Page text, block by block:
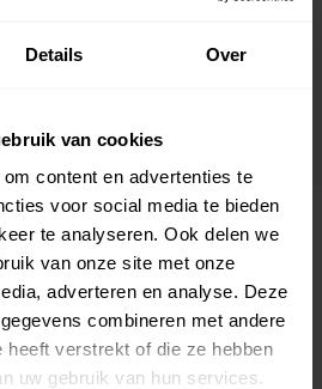
Details Over
van cookies
content en advertenties te
voor social media te bieden
te analyseren. Ook delen we
van onze site met onze
adverteren en analyse. Deze
combineren met andere
heeft verstrekt of die ze hebben
uw gebruik van hun services.